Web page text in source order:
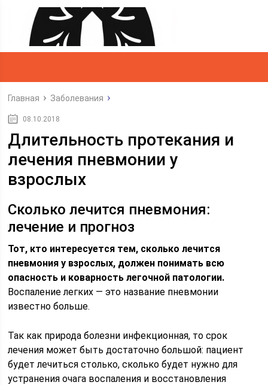
Главная Заболевания
08.10.2018
Длительность протекания и
лечения пневмонии у
взрослых
Сколько лечится пневмония:
лечение и прогноз
Тот, кто интересуется тем, сколько лечится
пневмония у взрослых, должен понимать всю
опасность и коварность легочной патологии.
Воспаление легких — это название пневмонии
известно больше.
Так как природа болезни инфекционная, то срок
лечения может быть достаточно большой: пациент
будет лечиться столько, сколько будет нужно для
устранения очага воспаления и восстановления